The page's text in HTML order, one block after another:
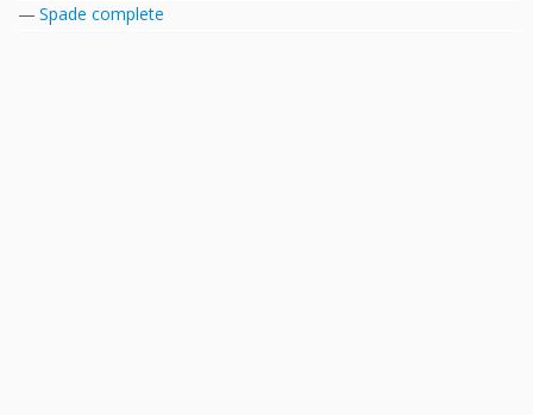
Spade complete